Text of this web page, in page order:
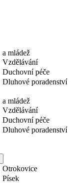
a mládež
Vzdělávání
Duchovní péče
Dluhové poradenství
a mládež
Vzdělávání
Duchovní péče
Dluhové poradenství
Otrokovice
Písek